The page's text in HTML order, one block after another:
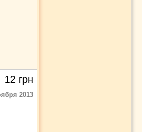
12 грн
2013